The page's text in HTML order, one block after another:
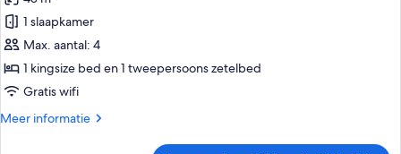
suite,
kingsize
bed
met
uitzicht
1 slaapkamer
Max. aantal: 4
1 kingsize bed en 1 tweepersoons zetelbed
Gratis wifi
Meer informatie
Meer